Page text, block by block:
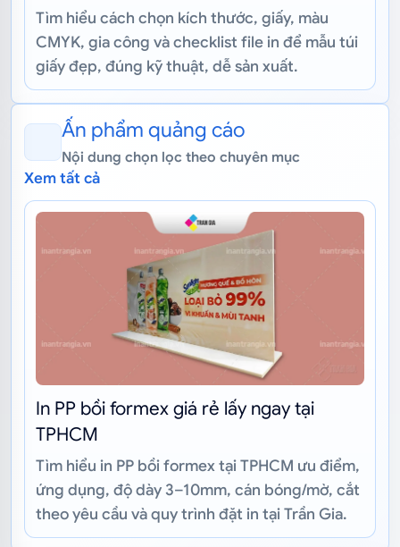
Tìm hiểu cách chọn kích thước, giấy, màu
CMYK, gia công và checklist file in để mẫu túi
giấy đẹp, đúng kỹ thuật, dễ sản xuất.
Ấn phẩm quảng cáo
Nội dung chọn lọc theo chuyên mục
Xem tất cả
In PP bồi formex giá rẻ lấy ngay tại
TPHCM
Tìm hiểu in PP bồi formex tại TPHCM ưu điểm,
ứng dụng, độ dày 3–10mm, cán bóng/mờ, cắt
theo yêu cầu và quy trình đặt in tại Trần Gia.